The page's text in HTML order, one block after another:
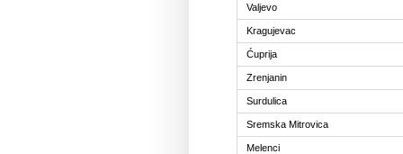
Valjevo
Kragujevac
Ćuprija
Zrenjanin
Surdulica
Sremska Mitrovica
Melenci